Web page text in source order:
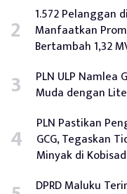
1.572 Pelanggan
Manfaatkan
Bertambah 1,32
PLN ULP Namlea
Muda dengan
PLN Pastikan
GCG, Tegaskan
Minyak di
DPRD Maluku